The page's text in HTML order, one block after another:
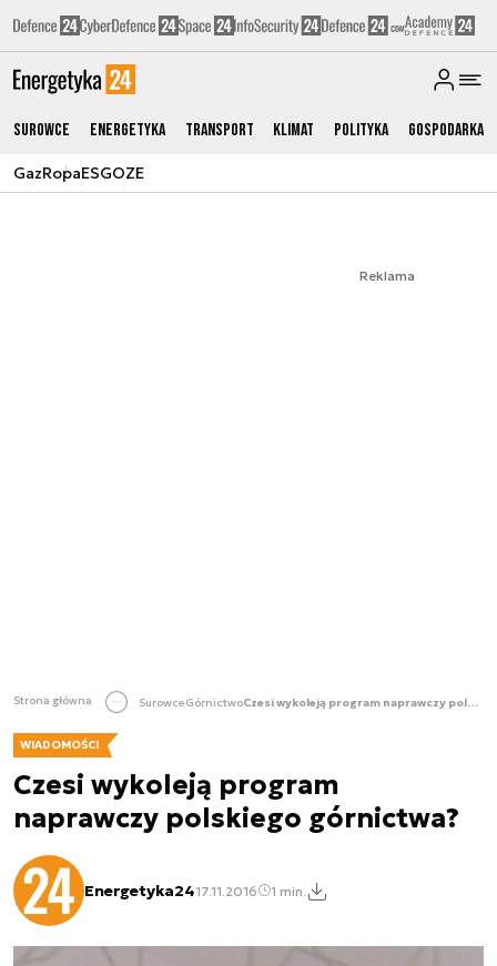
Surowce Energetyka Transport Klimat Polityka Gospodarka
GazRopaESGOZE
Reklama
Strona główna SurowceGórnictwo Czesi wykoleją program naprawczy polskiego górnictwa?
WIADOMOŚCI
Czesi wykoleją program
naprawczy polskiego górnictwa?
Energetyka2417.11.2016 1 min.